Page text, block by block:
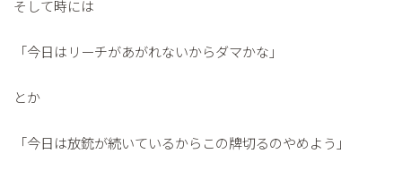
そして時には
「今日はリーチがあがれないからダマかな」
とか
「今日は放銃が続いているからこの牌切るのやめよう」